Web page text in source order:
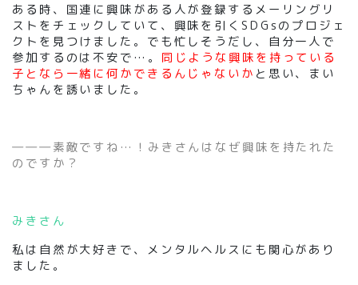
ある時、国連に興味がある人が登録するメーリングリ
ストをチェックしていて、興味を引くSDGsのプロジェ
クトを見つけました。でも忙しそうだし、自分一人で
参加するのは不安で…。 同じような興味を持っている
子となら一緒に何かできるんじゃないか と思い、まい
ちゃんを誘いました。
―――素敵ですね…！みきさんはなぜ興味を持たれた
のですか？
みきさん
私は自然が大好きで、メンタルヘルスにも関心があり
ました。